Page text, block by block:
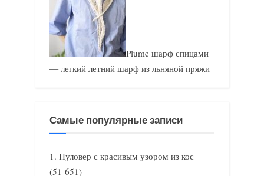
Plume шарф спицами
— легкий летний шарф из льняной пряжи
Самые популярные записи
Пуловер с красивым узором из кос
(51 651)